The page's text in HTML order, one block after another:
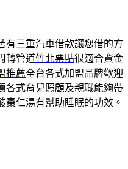
有三重汽車借款讓您借的方
轉管道竹北票貼很適合資金
推薦全台各式加盟品牌歡迎
各式育兒照顧及親職能夠帶
棗仁湯有幫助睡眠的功效。